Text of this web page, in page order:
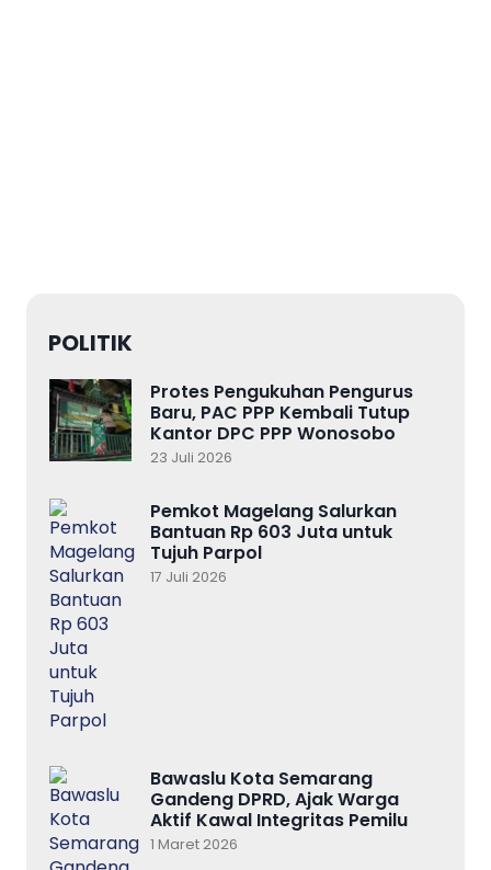
POLITIK
Protes Pengukuhan Pengurus
Baru, PAC PPP Kembali Tutup
Kantor DPC PPP Wonosobo
23 Juli 2026
Pemkot Magelang Salurkan
Bantuan Rp 603 Juta untuk
Tujuh Parpol
17 Juli 2026
Bawaslu Kota Semarang
Gandeng DPRD, Ajak Warga
Aktif Kawal Integritas Pemilu
1 Maret 2026